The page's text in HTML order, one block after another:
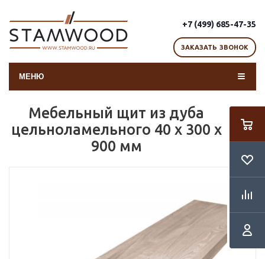
+7 (499) 685-47-35
ЗАКАЗАТЬ ЗВОНОК
МЕНЮ
Мебельный щит из дуба
цельноламельного 40 х 300 х
900 мм